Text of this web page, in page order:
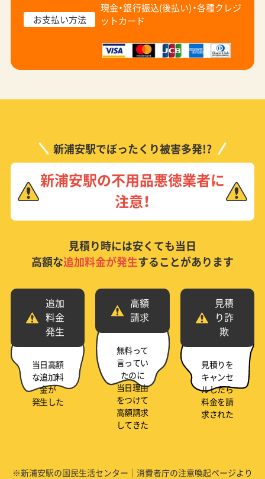
お支払い方法
現金・銀行振込(後払い)・各種クレジ
ットカード
新浦安駅でぼったくり被害多発!?
新浦安駅の不用品悪徳業者に
注意！
見積り時には安くても当日
高額な追加料金が発生することがあります
追加
料金
発生
当日高額
な追加料
金が
発生した
高額
請求
無料って
言ってい
たのに
当日理由
をつけて
高額請求
してきた
見積
り詐
欺
見積りを
キャンセ
ルしたら
料金を請
求された
※新浦安駅の国民生活センター｜消費者庁の注意喚起ページより